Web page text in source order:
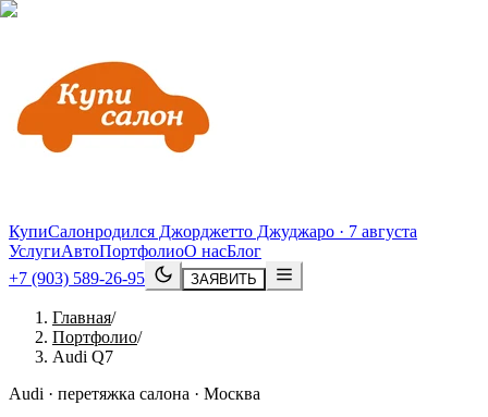
КупиСалонродился Джорджетто Джуджаро · 7 августа
УслугиАвтоПортфолиоО насБлог
+7 (903) 589-26-95
ЗАЯВИТЬ
Главная/
Портфолио/
Audi Q7
Audi · перетяжка салона · Москва